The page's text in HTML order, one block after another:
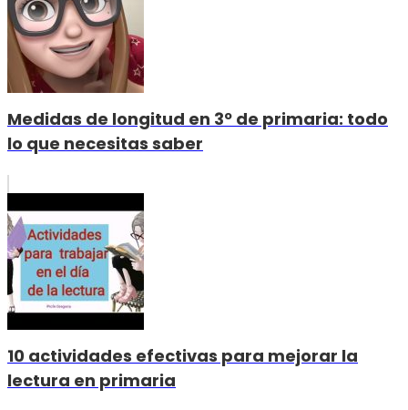
Medidas de longitud en 3º de primaria: todo
lo que necesitas saber
10 actividades efectivas para mejorar la
lectura en primaria